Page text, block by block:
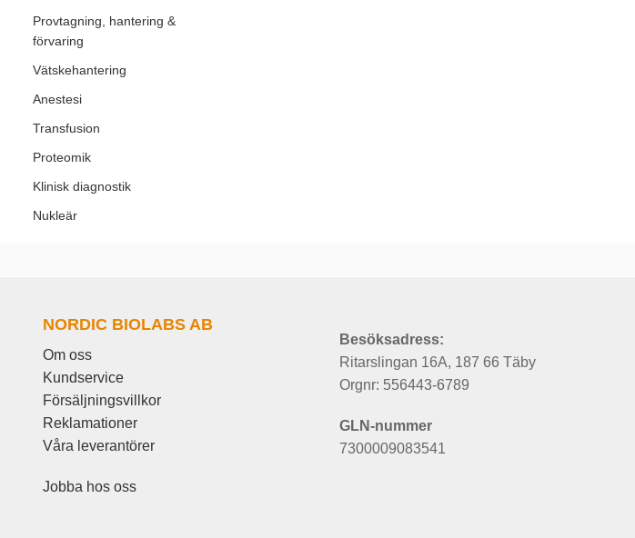
Provtagning, hantering &
förvaring
Vätskehantering
Anestesi
Transfusion
Proteomik
Klinisk diagnostik
Nukleär
NORDIC BIOLABS AB
Om oss
Kundservice
Försäljningsvillkor
Reklamationer
Våra leverantörer
Jobba hos oss
Besöksadress:
Ritarslingan 16A, 187 66 Täby
Orgnr: 556443-6789
GLN-nummer
7300009083541